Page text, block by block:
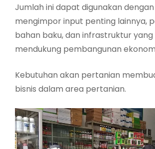
Jumlah ini dapat digunakan
mengimpor input penting lainnya,
bahan baku, dan infrastruktur
mendukung pembangunan
Kebutuhan akan pertanian
bisnis dalam area pertanian.